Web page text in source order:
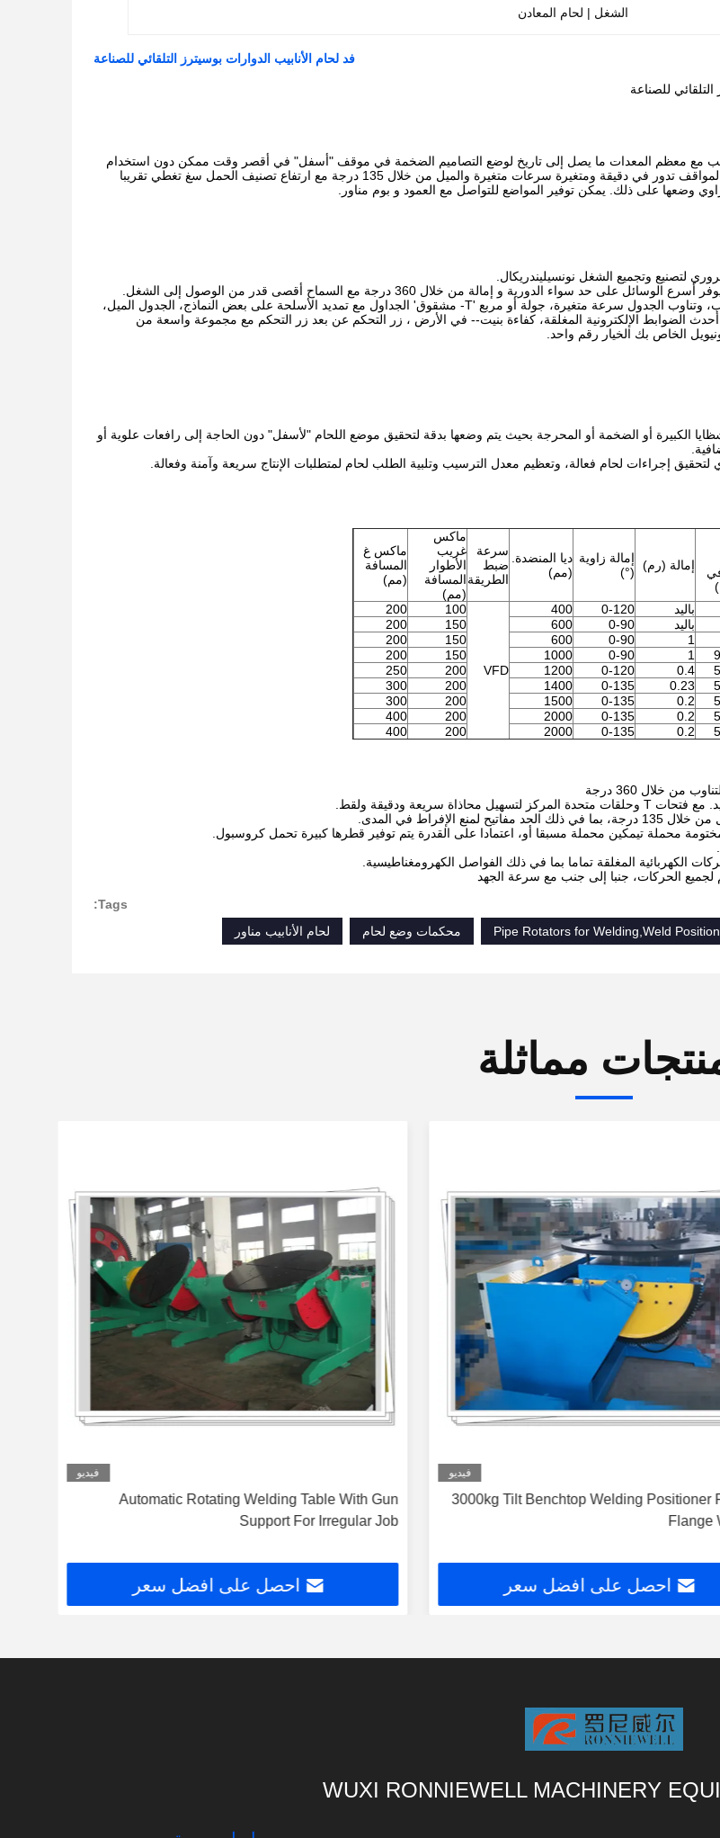
الشغل | لحام المعادن
فد لحام الأنابيب الدوارات بوسيترز التلقائي للصناعة
للصناعة
مع معظم المعدات ما يصل إلى تاريخ لوضع التصاميم الضخمة في موقف "أسفل" في أقصر وقت ممكن دون استخدام
جداول المواقف تدور في دقيقة ومتغيرة سرعات متغيرة والميل من خلال 135 درجة مع ارتفاع تصنيف الحمل سغ تغطي تقريبا
وضعها على ذلك.
يمكن توفير المواضع للتواصل مع العمود و بوم مناور.
لتصنيع وتجميع الشغل نونسيليندريكال.
حد سواء الدورية و إمالة من خلال 360 درجة مع السماح أقصى قدر من الوصول إلى الشغل.
قائمة بذاتها وقوية كل تصنيع الصلب، وتناوب الجدول سرعة متغيرة، جولة أو مربع 'T- مشقوق' الجداول مع تمديد الأسلحة على بعض النماذج، الجدول الميل،
أحدث الضوابط الإلكترونية المغلقة، كفاءة بنيت-- في الأرض ، زر التحكم عن بعد زر التحكم مع مجموعة واسعة من
الخاص بك الخيار رقم واحد.
الكبيرة أو الضخمة أو المحرجة بحيث يتم وضعها بدقة لتحقيق موضع اللحام "لأسفل" دون الحاجة إلى رافعات علوية أو
إجراءات لحام فعالة، وتعظيم معدل الترسيب وتلبية الطلب لحام لمتطلبات الإنتاج سريعة وآمنة وفعالة.
إمالة (رم)
إمالة زاوية
(°)
ديا المنضدة.
(مم)
سرعة
ضبط
الطريقة
ماكس
غريب
الأطوار
المسافة
(مم)
ماكس غ
المسافة
(مم)
باليد 0-120
400
VFD
100
200
باليد 0-90
600
150
200
1
0-90
600
150
200
1
0-90
1000
150
200
0.4
0-120
1200
200
250
0.23
0-135
1400
200
300
0.2
0-135
1500
200
300
0.2
0-135
2000
200
400
0.2
0-135
2000
200
400
من خلال 360 درجة
مع فتحات T وحلقات متحدة المركز لتسهيل محاذاة سريعة ودقيقة ولقط.
لمنع الإفراط في المدى.
محملة تيمكين محملة مسبقا أو، اعتمادا على القدرة يتم توفير قطرها كبيرة تحمل كروسبول.
الكهربائية المغلقة تماما بما في ذلك الفواصل الكهرومغناطيسية.
لجميع الحركات، جنبا إلى جنب مع سرعة الجهد
Tags:
Pipe Rotators for Welding,Weld
محكمات وضع لحام لحام الأنابيب مناور
مماثلة
فيديو
3000kg Tilt Benchtop Welding Positioner For Pipe
Flange
احصل على افضل سعر
فيديو
Automatic Rotating Welding Table With Gun
Support For Irregular Job
احصل على افضل سعر
WUXI RONNIEWELL MACHINERY